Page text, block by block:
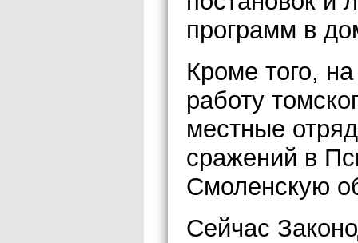
программ в
Кроме того,
работу
местные
сражений в
Смоленскую
Сейчас